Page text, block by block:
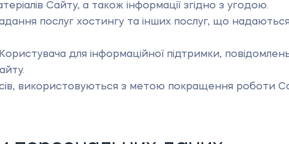
Сайту, а також інформації згідно з угодою.
послуг хостингу та інших послуг, що
для інформаційної підтримки,
використовуються з метою покращення роботи